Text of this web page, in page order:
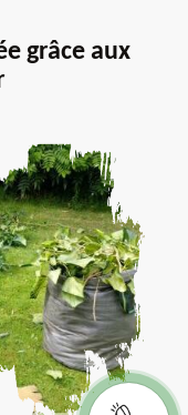
grâce aux